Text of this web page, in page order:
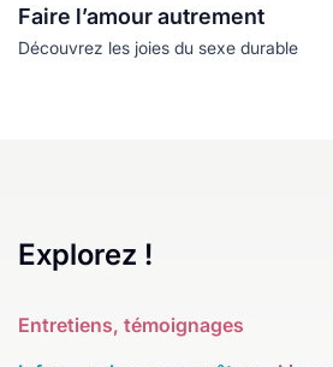
Faire l’amour autrement
Découvrez les joies du sexe durable
Explorez !
Entretiens, témoignages